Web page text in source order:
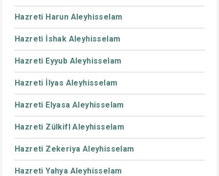
Hazreti Harun Aleyhisselam
Hazreti İshak Aleyhisselam
Hazreti Eyyub Aleyhisselam
Hazreti İlyas Aleyhisselam
Hazreti Elyasa Aleyhisselam
Hazreti Zülkifl Aleyhisselam
Hazreti Zekeriya Aleyhisselam
Hazreti Yahya Aleyhisselam